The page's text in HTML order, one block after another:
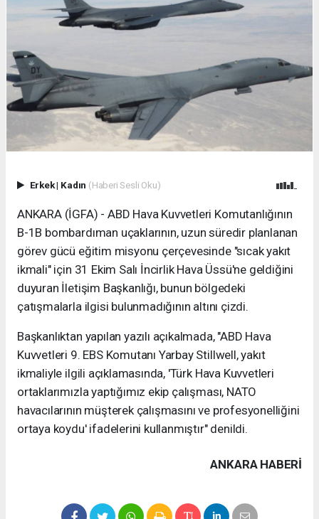
Erkek| Kadın (Haberi Sesli Oku)
ANKARA (İGFA) - ABD Hava Kuvvetleri Komutanlığının
B-1B bombardıman uçaklarının, uzun süredir planlanan
görev gücü eğitim misyonu çerçevesinde "sıcak yakıt
ikmali" için 31 Ekim Salı İncirlik Hava Üssü'ne geldiğini
duyuran İletişim Başkanlığı, bunun bölgedeki
çatışmalarla ilgisi bulunmadığının altını çizdi.
Başkanlıktan yapılan yazılı açıkalmada, "ABD Hava
Kuvvetleri 9. EBS Komutanı Yarbay Stillwell, yakıt
ikmaliyle ilgili açıklamasında, 'Türk Hava Kuvvetleri
ortaklarımızla yaptığımız ekip çalışması, NATO
havacılarının müşterek çalışmasını ve profesyonelliğini
ortaya koydu' ifadelerini kullanmıştır" denildi.
ANKARA HABERİ